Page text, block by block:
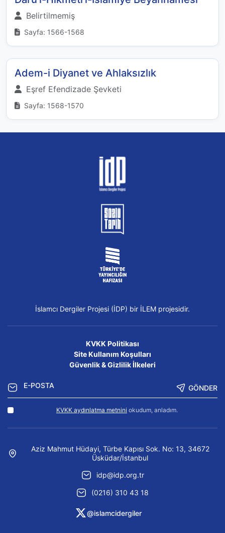
Belirtilmemiş
Sayfa: 1566-1568
Adem-i Diyanet ve Ahlaksızlık
Eşref Efendizade Şevketi
Sayfa: 1568-1570
İslamcı Dergiler Projesi (İDP) bir İLEM projesidir.
KVKK Politikası
Site Kullanım Koşulları
Güvenlik & Gizlilik İlkeleri
GÖNDER
KVKK aydınlatma metnini okudum, anladım.
Aziz Mahmut Hüdayi, Türbe Kapısı Sok. No: 13, 34672
Üsküdar/İstanbul
idp@idp.org.tr
(0216) 310 43 18
@islamcidergiler